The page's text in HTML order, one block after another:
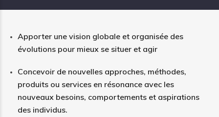
Apporter une vision globale et organisée des
évolutions pour mieux se situer et agir
Concevoir de nouvelles approches, méthodes,
produits ou services en résonance avec les
nouveaux besoins, comportements et aspirations
des individus.